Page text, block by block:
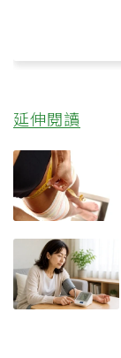
延伸閱讀